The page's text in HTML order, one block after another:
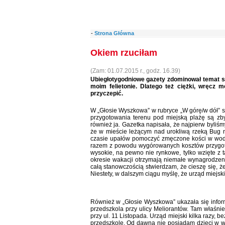
- Strona Główna
Okiem rzuciłam
(Zam: 01.07.2015 r., godz. 16.39)
Ubiegłotygodniowe gazety zdominował
moim felietonie. Dlatego też ciężki, wręcz
przyczepić.
W „Głosie Wyszkowa” w rubryce „W górę/w
przygotowania terenu pod miejską plażę są
również ja. Gazetka napisała, że najpierw
że w mieście leżącym nad urokliwą rzeką Bug
czasie upałów pomoczyć zmęczone kości w
razem z powodu wygórowanych kosztów
wysokie, na pewno nie rynkowe, tylko wzięte z
okresie wakacji otrzymają niemałe
całą stanowczością stwierdzam, że cieszę się,
Niestety, w dalszym ciągu myślę, że urząd
Również w „Głosie Wyszkowa” ukazała się
przedszkola przy ulicy Meliorantów. Tam
przy ul. 11 Listopada. Urząd miejski kilka razy,
przedszkole. Od dawna nie posiadam dzieci w